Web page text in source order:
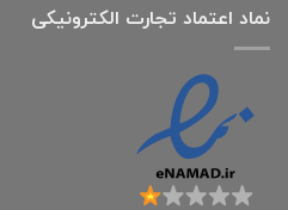
نماد اعتماد تجارت الكترونیكی